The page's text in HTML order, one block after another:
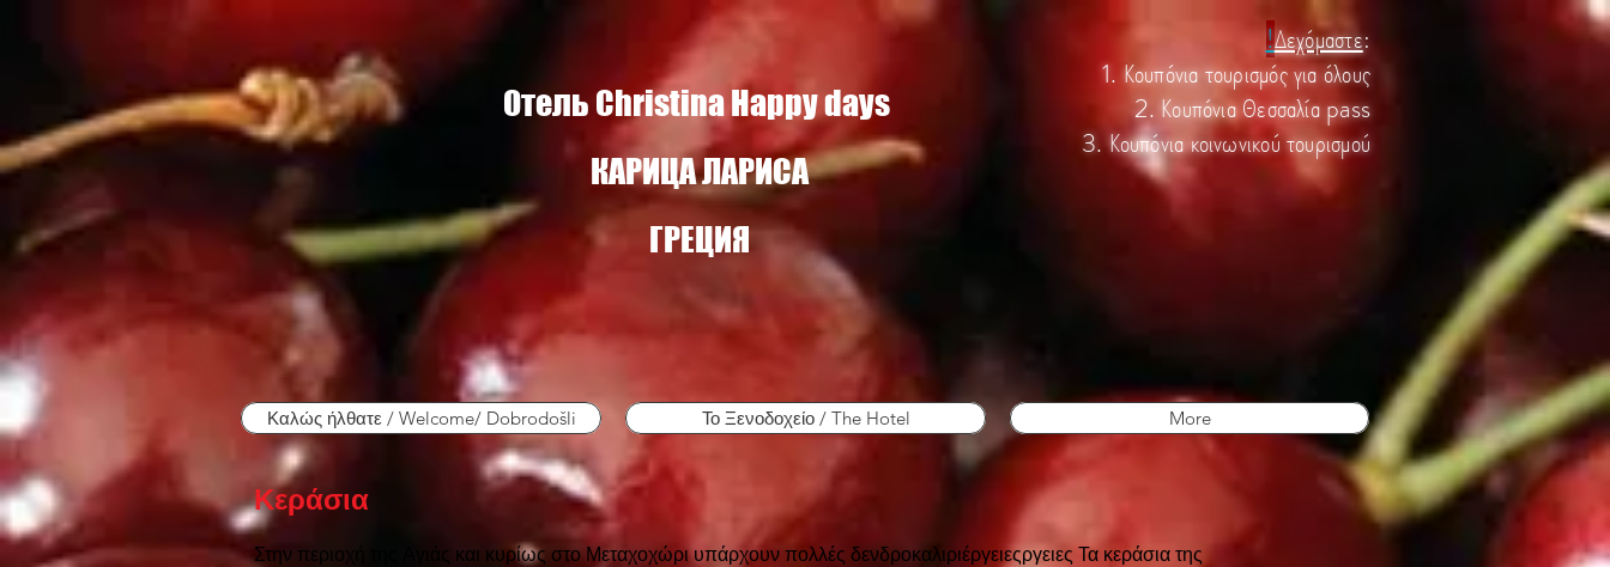
Отель Christina Happy days
КАРИЦА ЛАРИСА
ГРЕЦИЯ
!Δεχόμαστε:
1. Κουπόνια τουρισμός για όλους
2. Κουπόνια Θεσσαλία pass
3. Κουπόνια κοινωνικού τουρισμού
Καλώς ήλθατε / Welcome/ Dobrodošli Το Ξενοδοχείο / The Hotel More
Κεράσια
Στην περιοχή της Αγιάς και κυρίως στο Μεταχοχώρι υπάρχουν πολλές δενδροκαλιριέργειεςργειες Τα κεράσια της